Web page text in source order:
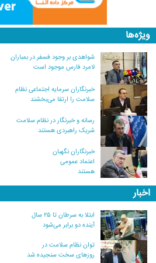
ویژه‌ها
شواهدی بر وجود فسفر در بمباران
لامرد فارس موجود است
خبرنگاران سرمایه اجتماعی نظام
سلامت را ارتقا می‌بخشند
رسانه و خبرنگار در نظام سلامت
شریک راهبردی هستند
خبرنگاران نگهبان
اعتماد عمومی
هستند
اخبار
ابتلا به سرطان تا ۲۵ سال
آینده دو برابر می‌شود
توان نظام سلامت در
روزهای سخت سنجیده شد